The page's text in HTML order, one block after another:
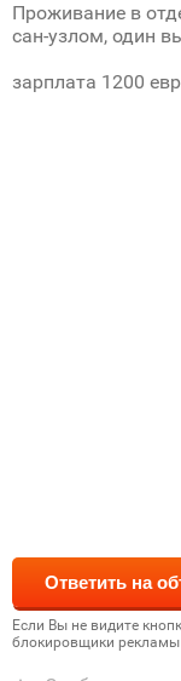
Проживание в
сан-узлом, один
зарплата 1200
Если Вы не видите
блокировщики рекламы